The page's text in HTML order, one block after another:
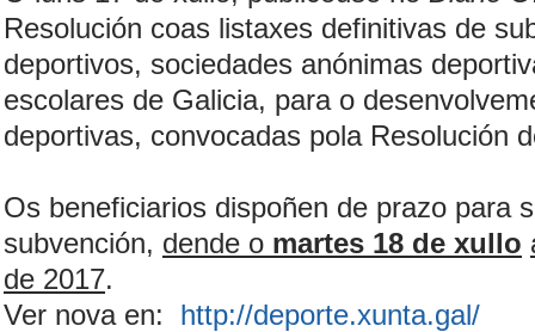
Resolución coas listaxes definitivas de
deportivos, sociedades anónimas
escolares de Galicia, para o
deportivas, convocadas pola Resolución
Os beneficiarios dispoñen de prazo para
subvención, dende o martes 18 de xullo
de 2017.
Ver nova en: http://deporte.xunta.gal/